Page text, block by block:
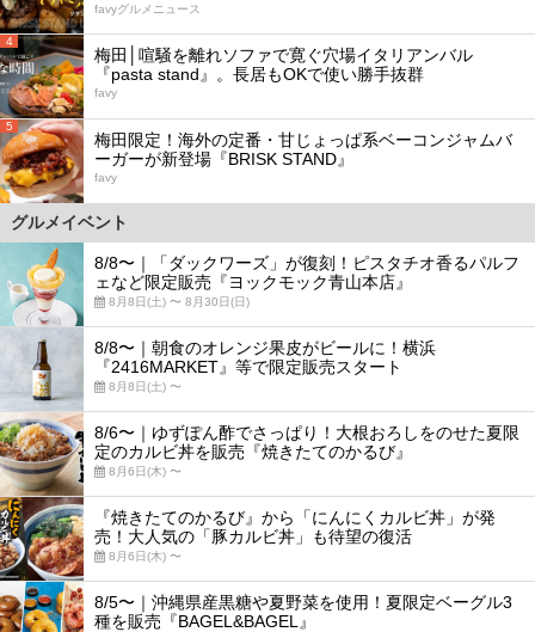
favyグルメニュース
4
梅田│喧騒を離れソファで寛ぐ穴場イタリアンバル
『pasta stand』。長居もOKで使い勝手抜群
favy
5
梅田限定！海外の定番・甘じょっぱ系ベーコンジャムバ
ーガーが新登場『BRISK STAND』
favy
グルメイベント
8/8〜｜「ダックワーズ」が復刻！ピスタチオ香るパルフ
ェなど限定販売『ヨックモック青山本店』
8月8日(土) 〜 8月30日(日)
8/8〜｜朝食のオレンジ果皮がビールに！横浜
『2416MARKET』等で限定販売スタート
8月8日(土) 〜
8/6〜｜ゆずぽん酢でさっぱり！大根おろしをのせた夏限
定のカルビ丼を販売『焼きたてのかるび』
8月6日(木) 〜
『焼きたてのかるび』から「にんにくカルビ丼」が発
売！大人気の「豚カルビ丼」も待望の復活
8月6日(木) 〜
8/5〜｜沖縄県産黒糖や夏野菜を使用！夏限定ベーグル3
種を販売『BAGEL&BAGEL』